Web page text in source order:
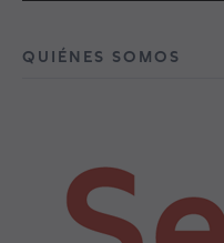
QUIÉNES SOMOS